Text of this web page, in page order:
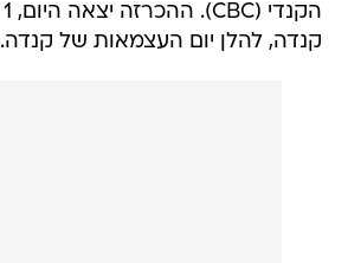
קנדה, להלן יום העצמאות של קנדה.